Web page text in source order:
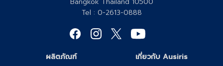
Tel : 0-2613-0888
ผลิตภัณฑ์
เกี่ยวกับ Ausiris